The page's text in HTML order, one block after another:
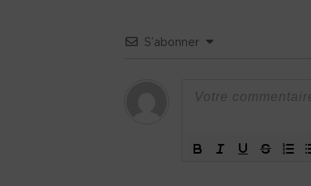
S’abonner